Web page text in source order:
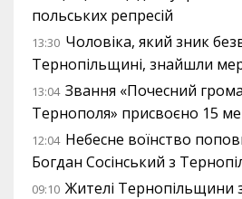
польських репресій
13:30 Чоловіка, який зник
Тернопільщині, знайшли
13:04 Звання «Почесний
Тернополя» присвоєно 15
12:04 Небесне воїнство
Богдан Сосінський з
09:10 Жителі Тернопільщини